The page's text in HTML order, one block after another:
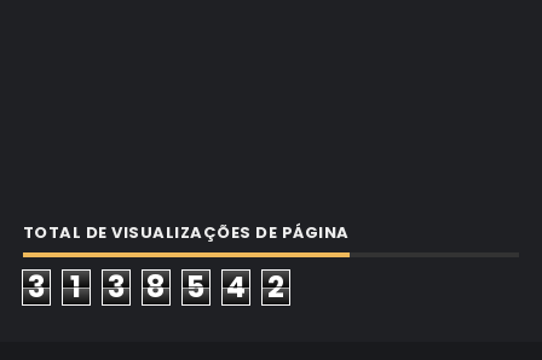
TOTAL DE VISUALIZAÇÕES DE PÁGINA
3 1 3 8 5 4 2